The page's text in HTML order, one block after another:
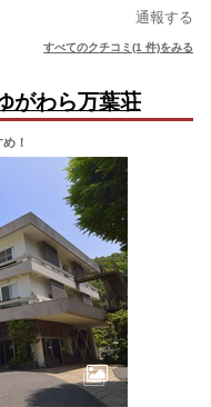
通報する
すべてのクチコミ(1 件)をみる
がわら万葉荘
！